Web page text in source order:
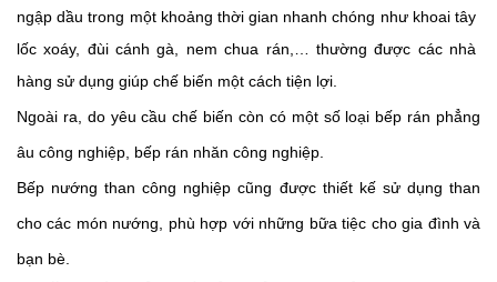
ngập dầu trong một khoảng thời gian nhanh chóng như khoai tây
lốc xoáy, đùi cánh gà, nem chua rán,… thường được các nhà
hàng sử dụng giúp chế biến một cách tiện lợi.
Ngoài ra, do yêu cầu chế biến còn có một số loại bếp rán phẳng
âu công nghiệp, bếp rán nhăn công nghiệp.
Bếp nướng than công nghiệp cũng được thiết kế sử dụng than
cho các món nướng, phù hợp với những bữa tiệc cho gia đình và
bạn bè.